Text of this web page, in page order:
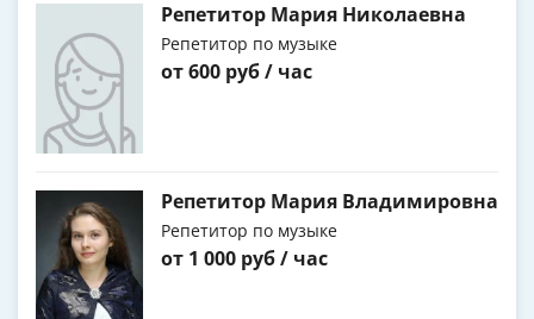
Репетитор Мария Николаевна
Репетитор по музыке
от 600 руб / час
Репетитор Мария Владимировна
Репетитор по музыке
от 1 000 руб / час